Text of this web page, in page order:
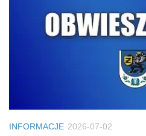
INFORMACJE 2026-07-02